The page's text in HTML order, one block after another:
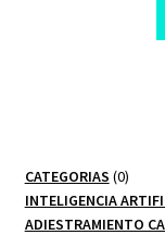
CATEGORIAS 00
INTELIGENCIA
ADIESTRAMIENTO